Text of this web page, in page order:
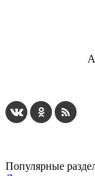
Популярные